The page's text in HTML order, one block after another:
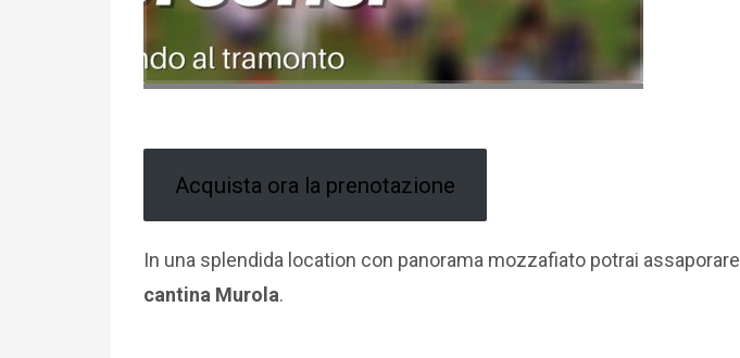
Acquista ora la prenotazione
In una splendida location con panorama mozzafiato potrai assaporare
cantina Murola.